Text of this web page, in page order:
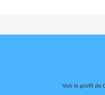
Voir le profil de